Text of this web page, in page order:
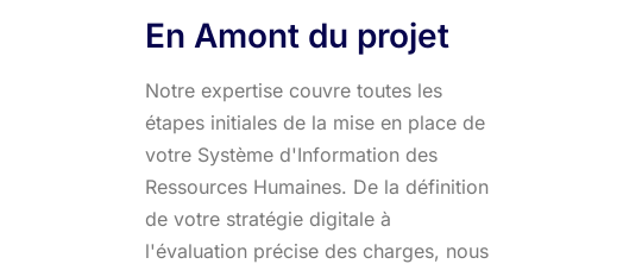
En Amont du projet
Notre expertise couvre toutes les
étapes initiales de la mise en place de
votre Système d'Information des
Ressources Humaines. De la définition
de votre stratégie digitale à
l'évaluation précise des charges, nous